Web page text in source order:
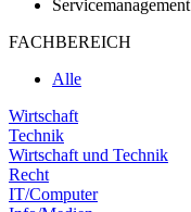
Servicemanagement
FACHBEREICH
Alle
Wirtschaft
Technik
Wirtschaft und Technik
Recht
IT/Computer